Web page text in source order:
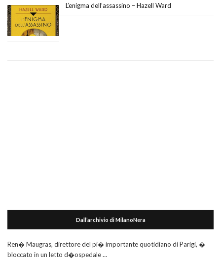
L’enigma dell’assassino – Hazell Ward
Dall’archivio di MilanoNera
Ren� Maugras, direttore del pi� importante quotidiano di Parigi, �
bloccato in un letto d�ospedale …